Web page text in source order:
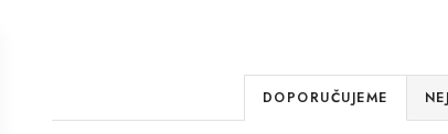
ŘDOPORUČUJEME